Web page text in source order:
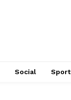
Social Sport